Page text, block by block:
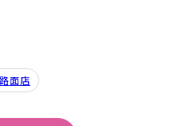
面店